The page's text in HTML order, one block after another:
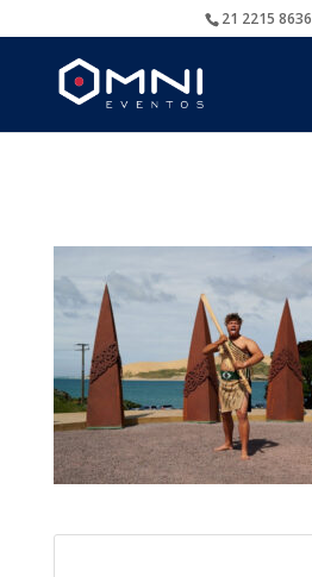
21 2215 8636